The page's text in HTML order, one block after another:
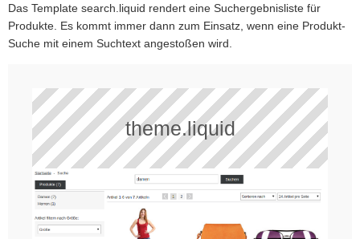
Das Template search.liquid rendert eine Suchergebnisliste für
Produkte. Es kommt immer dann zum Einsatz, wenn eine Produkt-
Suche mit einem Suchtext angestoßen wird.
theme.liquid